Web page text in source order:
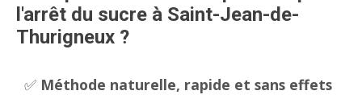
l'arrêt du sucre à Saint-Jean-de-
Thurigneux ?
✅ Méthode naturelle, rapide et sans effets